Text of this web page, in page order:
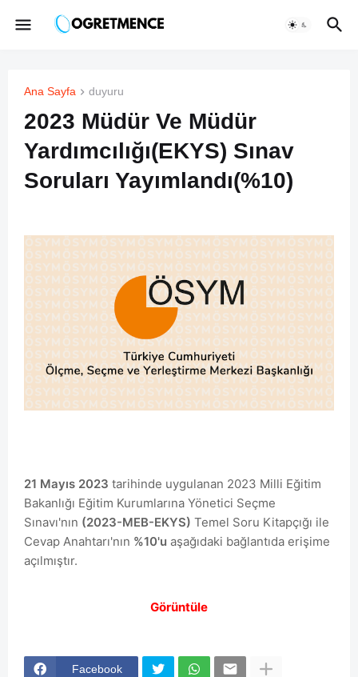
Ana Sayfa duyuru
2023 Müdür Ve Müdür
Yardımcılığı(EKYS) Sınav
Soruları Yayımlandı(%10)
21 Mayıs 2023 tarihinde uygulanan 2023 Milli Eğitim
Bakanlığı Eğitim Kurumlarına Yönetici Seçme
Sınavı'nın (2023-MEB-EKYS) Temel Soru Kitapçığı ile
Cevap Anahtarı'nın %10'u aşağıdaki bağlantıda erişime
açılmıştır.
Görüntüle
Facebook